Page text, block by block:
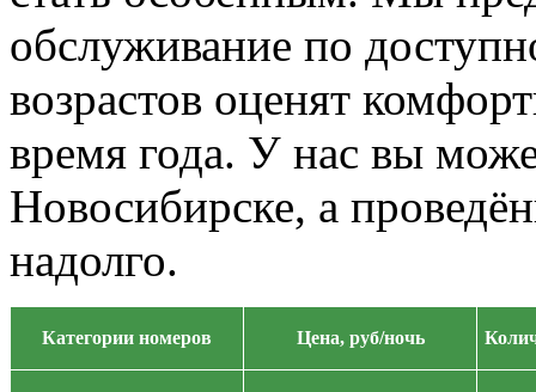
обслуживание по
возрастов оценят
время года. У нас вы
Новосибирске, а
надолго.
Категории номеров Цена, руб/ночь